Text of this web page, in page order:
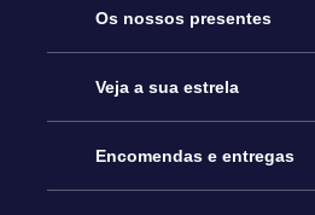
Serviço
Contactos
O Blog
Os nossos presentes
Prenda Star Online
Pacote Prenda OSR
Veja a sua estrela
Registo de Estrela
Encomendas e entregas